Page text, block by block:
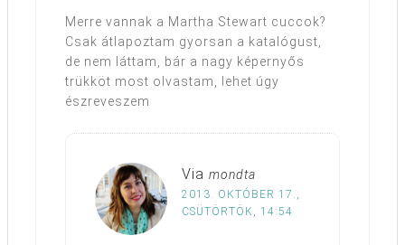
Merre vannak a Martha Stewart cuccok?
Csak átlapoztam gyorsan a katalógust,
de nem láttam, bár a nagy képernyős
trükköt most olvastam, lehet úgy
észreveszem
Via mondta
2013. OKTÓBER 17.,
CSÜTÖRTÖK, 14:54